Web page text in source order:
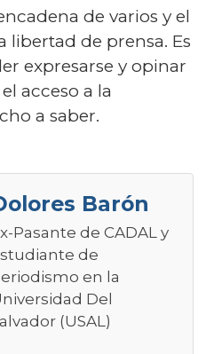
de varios y el
libertad de prensa. Es
expresarse y opinar
acceso a la
a saber.
Barón
Pasante de CADAL y
de
en la
Del
(USAL)